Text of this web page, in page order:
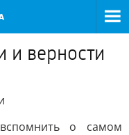
верности
о самом